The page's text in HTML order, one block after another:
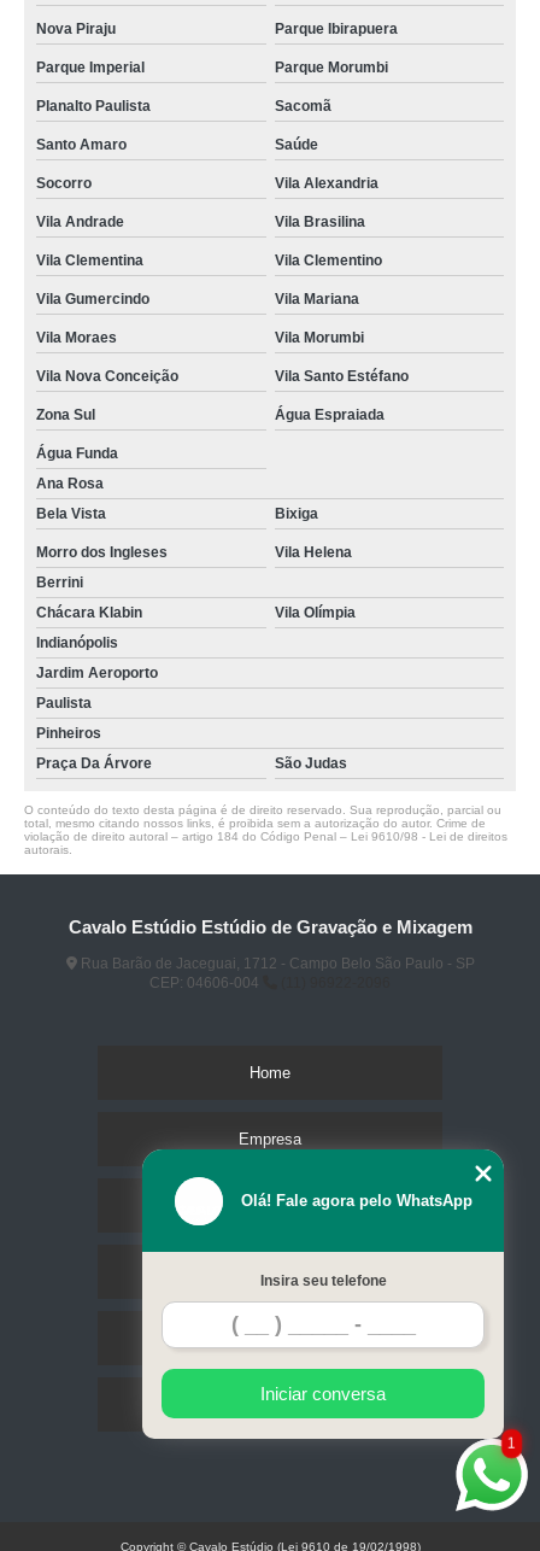
Nova Piraju Parque Ibirapuera
Parque Imperial Parque Morumbi
Planalto Paulista Sacomã
Santo Amaro Saúde
Socorro Vila Alexandria
Vila Andrade Vila Brasilina
Vila Clementina Vila Clementino
Vila Gumercindo Vila Mariana
Vila Moraes Vila Morumbi
Vila Nova Conceição Vila Santo Estéfano
Zona Sul Água Espraiada
Água Funda
Ana Rosa
Bela Vista
Bixiga
Morro dos Ingleses
Vila Helena
Berrini
Chácara Klabin
Vila Olímpia
Indianópolis
Jardim Aeroporto
Paulista
Pinheiros
Praça Da Árvore
São Judas
O conteúdo do texto desta página é de direito reservado. Sua reprodução, parcial ou
total, mesmo citando nossos links, é proibida sem a autorização do autor. Crime de
violação de direito autoral – artigo 184 do Código Penal – Lei 9610/98 - Lei de direitos
autorais
Cavalo Estúdio Estúdio de Gravação e Mixagem
Rua Barão de Jaceguai, 1712 - Campo Belo São Paulo - SP
CEP: 04606-004
Home
Empresa
Missão
Serviços
Contato
Mapa do site
1
Olá! Fale agora pelo WhatsApp
Insira seu telefone
Iniciar conversa
Copyright © Cavalo Estúdio (Lei 9610 de 19/02/1998)